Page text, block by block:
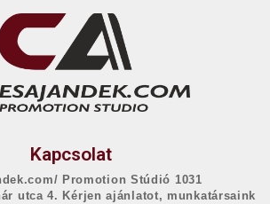
Kapcsolat
Promotion Stúdió 1031
utca 4. Kérjen ajánlatot, munkatársaink